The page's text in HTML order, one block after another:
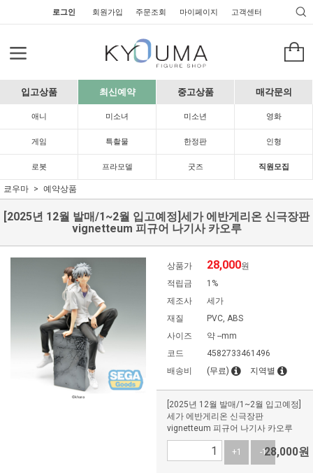
로그인 회원가입 주문조회 마이페이지 고객센터
입고상품 최신예약 중고상품 매각문의
애니 미소녀 미소년 영화
게임 특촬물 한정판 인형
로봇 프라모델 굿즈 직원모집
쿄우마 예약상품
[2025년 12월 발매/1~2월 입고예정]세가 에반게리온 신극장판
vignetteum 피규어 나기사 카오루
상품가 28,000원
적립금
1%
제조사
세가
재질
PVC, ABS
사이즈
약 --mm
코드
4582733461496
배송비
(무료) 지역별
[2025년 12월 발매/1~2월 입고예정]
세가 에반게리온 신극장판
vignetteum 피규어 나기사 카오루
+1 -128,000원